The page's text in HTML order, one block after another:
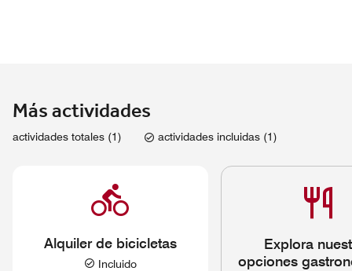
Más actividades
actividades totales (1) actividades incluidas (1)
Alquiler de bicicletas
Incluido
Explora
opciones